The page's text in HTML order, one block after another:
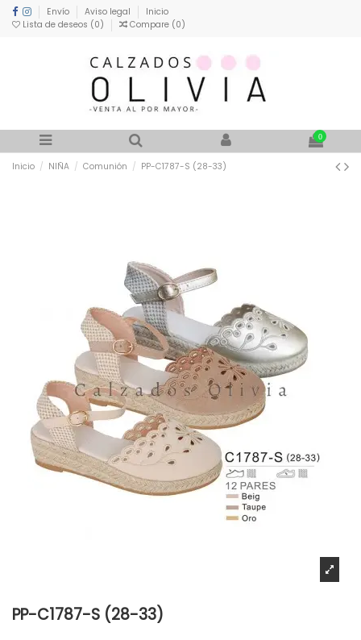
Envío Aviso legal
Inicio
Lista de deseos (0) Compare (0)
0
Inicio NIÑA Comunión PP-C1787-S (28-33)
PP-C1787-S (28-33)